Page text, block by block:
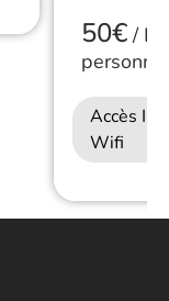
50€/
Accès
Wifi